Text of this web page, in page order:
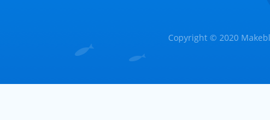
Copyright © 2020